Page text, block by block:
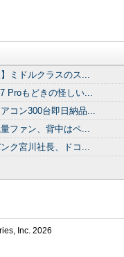
】ミドルクラスのス...
Proもどきの怪しい...
コン300台即日納品...
ファン、背中はペ...
ク宮川社長、ドコ...
Inc. 2026